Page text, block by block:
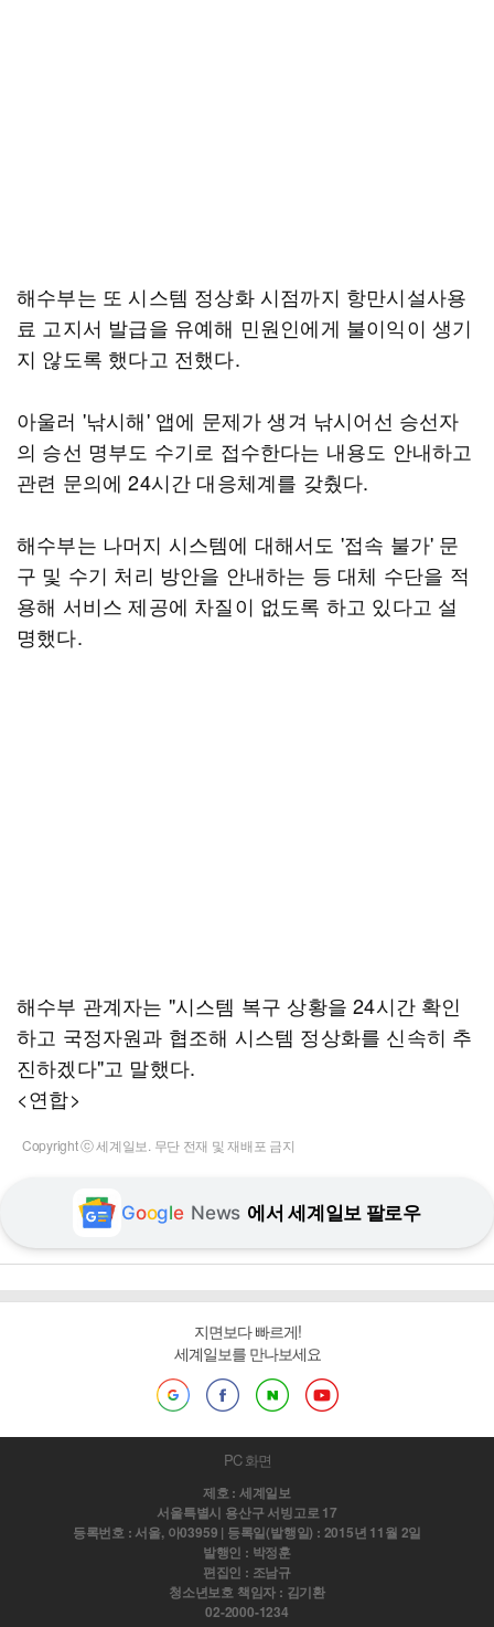
해수부는 또 시스템 정상화 시점까지 항만시설사용
료 고지서 발급을 유예해 민원인에게 불이익이 생기
지 않도록 했다고 전했다.
아울러 '낚시해' 앱에 문제가 생겨 낚시어선 승선자
의 승선 명부도 수기로 접수한다는 내용도 안내하고
관련 문의에 24시간 대응체계를 갖췄다.
해수부는 나머지 시스템에 대해서도 '접속 불가' 문
구 및 수기 처리 방안을 안내하는 등 대체 수단을 적
용해 서비스 제공에 차질이 없도록 하고 있다고 설
명했다.
해수부 관계자는 "시스템 복구 상황을 24시간 확인
하고 국정자원과 협조해 시스템 정상화를 신속히 추
진하겠다"고 말했다.
<연합>
Copyright ⓒ 세계일보. 무단 전재 및 재배포 금지
Google News 에서 세계일보 팔로우
지면보다 빠르게!
세계일보를 만나보세요
PC 화면
제호 : 세계일보
서울특별시 용산구 서빙고로 17
등록번호 : 서울, 아03959 | 등록일(발행일) : 2015년 11월 2일
발행인 : 박정훈
편집인 : 조남규
청소년보호 책임자 : 김기환
02-2000-1234